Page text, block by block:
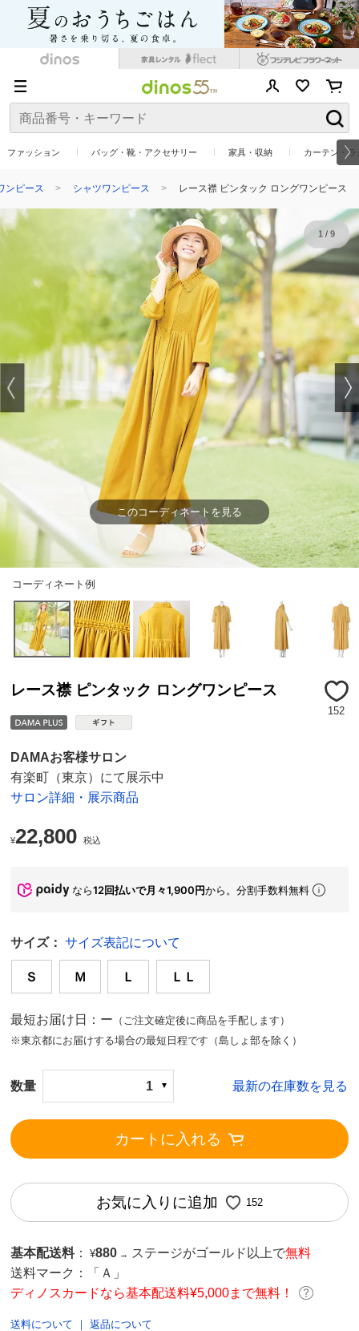
ファッション バッグ・靴・アクセサリー 家具・収納 カーテン・
ンピース シャツワンピース レース襟 ピンタック ロングワンピース
このコーディネートを見る
コーディネート例
1/ 9
レース襟 ピンタック ロングワンピース
152
DAMAお客様サロン
有楽町（東京）にて展示中
サロン詳細・展示商品
¥22,800 税込
なら12回払いで月々1,900円から。分割手数料無料
サイズ： サイズ表記について
Ｓ Ｍ Ｌ ＬＬ
最短お届け日：ー （ご注文確定後に商品を手配します）
※東京都にお届けする場合の最短日程です（島しょ部を除く）
数量 1 最新の在庫数を見る
カートに入れる
お気に入りに追加 152
基本配送料 ： ¥880 → ステージがゴールド以上で無料
送料マーク：
「Ａ」
ディノスカードなら基本配送料¥5,000まで無料！
送料について ｜返品について